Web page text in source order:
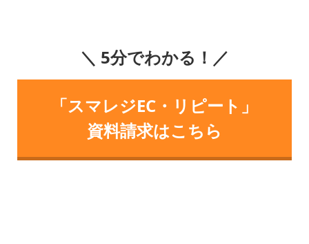
＼ 5分でわかる！／
「スマレジEC・リピート」
資料請求はこちら